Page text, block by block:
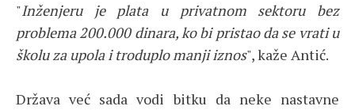
"Inženjeru je plata u privatnom sektoru bez
problema 200.000 dinara, ko bi pristao da se vrati u
školu za upola i troduplo manji iznos", kaže Antić.
Država već sada vodi bitku da neke nastavne